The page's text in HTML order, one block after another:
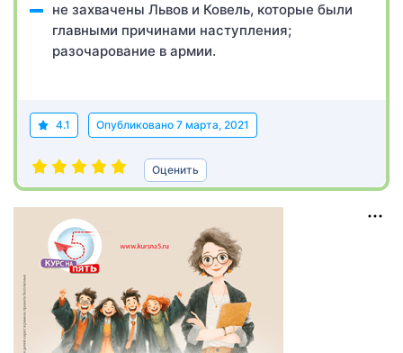
не захвачены Львов и Ковель, которые были
главными причинами наступления;
разочарование в армии.
4.1 Опубликовано 7 марта, 2021
Оценить